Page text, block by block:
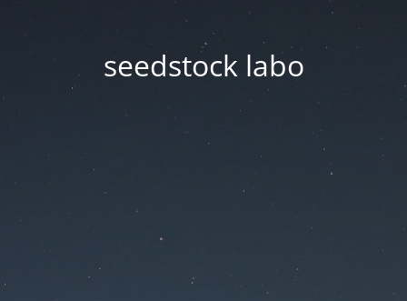
seedstock labo